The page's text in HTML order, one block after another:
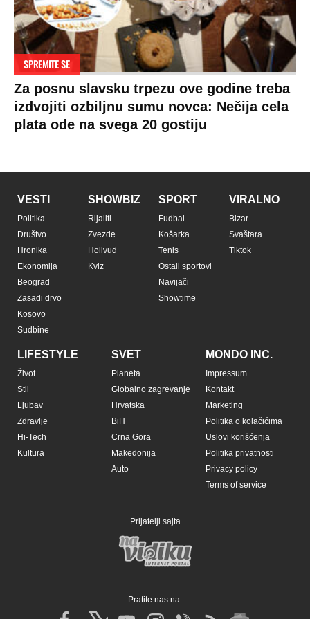
SPREMITE SE
Za posnu slavsku trpezu ove godine treba
izdvojiti ozbiljnu sumu novca: Nečija cela
plata ode na svega 20 gostiju
VESTI
Politika
Društvo
Hronika
Ekonomija
Beograd
Zasadi drvo
Kosovo
Sudbine
SHOWBIZ
Rijaliti
Zvezde
Holivud
Kviz
SPORT
Fudbal
Košarka
Tenis
Ostali sportovi
Navijači
Showtime
VIRALNO
Bizar
Svaštara
Tiktok
LIFESTYLE
Život
Stil
Ljubav
Zdravlje
Hi-Tech
Kultura
SVET
Planeta
Globalno zagrevanje
Hrvatska
BiH
Crna Gora
Makedonija
Auto
MONDO INC.
Impressum
Kontakt
Marketing
Politika o kolačićima
Uslovi korišćenja
Politika privatnosti
Privacy policy
Terms of service
Prijatelji sajta
Pratite nas na: